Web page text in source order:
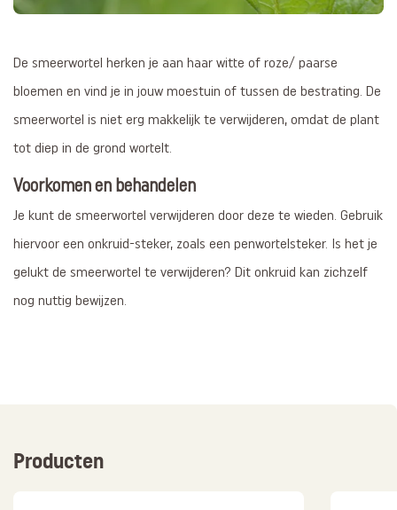
De smeerwortel herken je aan haar witte of roze/ paarse
bloemen en vind je in jouw moestuin of tussen de bestrating. De
smeerwortel is niet erg makkelijk te verwijderen, omdat de plant
tot diep in de grond wortelt.
Voorkomen en behandelen
Je kunt de smeerwortel verwijderen door deze te wieden. Gebruik
hiervoor een onkruid-steker, zoals een penwortelsteker. Is het je
gelukt de smeerwortel te verwijderen? Dit onkruid kan zichzelf
nog nuttig bewijzen.
Producten